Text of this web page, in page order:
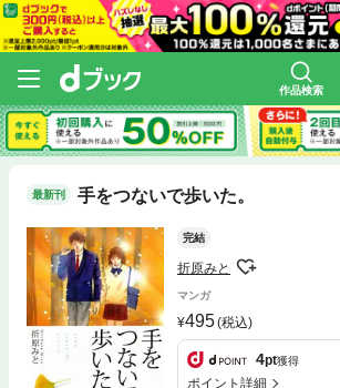
作品検索
最新刊 手をつないで歩いた。
完結
折原みと
マンガ
495(税込)
4pt獲得
ポイント詳細